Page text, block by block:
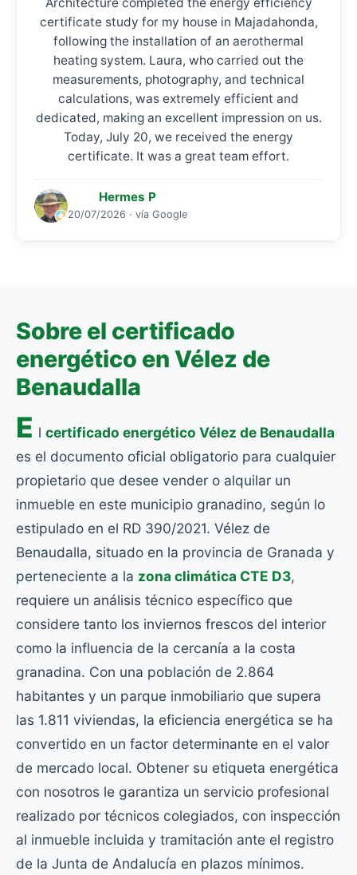
certificate study for my house in Majadahonda,
following the installation of an aerothermal
heating system. Laura, who carried out the
measurements, photography, and technical
calculations, was extremely efficient and
dedicated, making an excellent impression on us.
Today, July 20, we received the energy
certificate. It was a great team effort.
Hermes P
20/07/2026 · vía Google
Sobre el certificado
energético en Vélez de
Benaudalla
E l certificado energético Vélez de Benaudalla
es el documento oficial obligatorio para cualquier
propietario que desee vender o alquilar un
inmueble en este municipio granadino, según lo
estipulado en el RD 390/2021. Vélez de
Benaudalla, situado en la provincia de Granada y
perteneciente a la zona climática CTE D3,
requiere un análisis técnico específico que
considere tanto los inviernos frescos del interior
como la influencia de la cercanía a la costa
granadina. Con una población de 2.864
habitantes y un parque inmobiliario que supera
las 1.811 viviendas, la eficiencia energética se ha
convertido en un factor determinante en el valor
de mercado local. Obtener su etiqueta energética
con nosotros le garantiza un servicio profesional
realizado por técnicos colegiados, con inspección
al inmueble incluida y tramitación ante el registro
de la Junta de Andalucía en plazos mínimos.